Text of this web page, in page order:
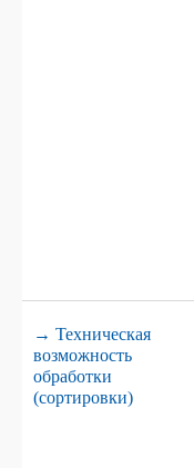
→ Техническая
возможность
обработки
(сортировки)